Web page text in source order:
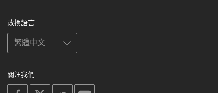
改換語言
關注我們
on